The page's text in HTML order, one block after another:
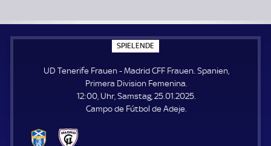
SPIELENDE
P
E
E
N
D
E
UD Tenerife Frauen - Madrid CFF Frauen. Spanien,
Primera Division Femenina.
12:00, Uhr, Samstag, 25.01.2025.
Campo de Fútbol de Adeje.